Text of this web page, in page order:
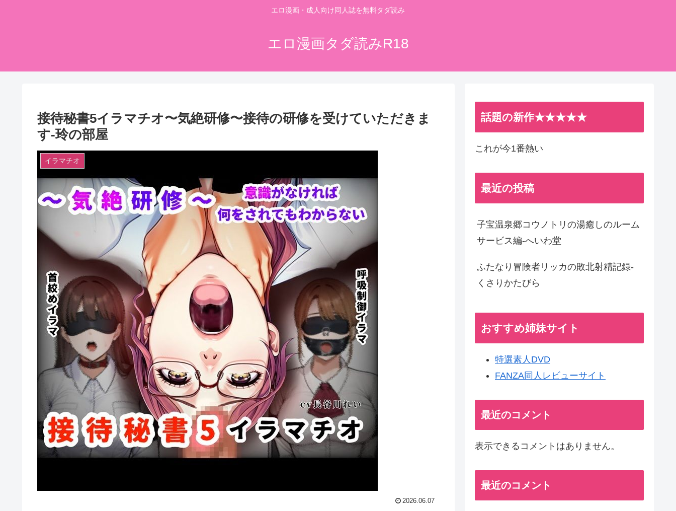
エロ漫画・成人向け同人誌を無料タダ読み
エロ漫画タダ読みR18
接待秘書5イラマチオ〜気絶研修〜接待の研修を受けていただきま
す-玲の部屋
イラマチオ
2026.06.07
話題の新作★★★★★
これが今1番熱い
最近の投稿
子宝温泉郷コウノトリの湯癒しのルーム
サービス編-へいわ堂
ふたなり冒険者リッカの敗北射精記録-
くさりかたびら
おすすめ姉妹サイト
特選素人DVD
FANZA同人レビューサイト
最近のコメント
表示できるコメントはありません。
最近のコメント